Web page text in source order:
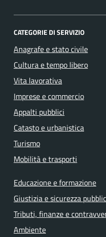
CATEGORIE DI SERVIZIO
Anagrafe e stato civile
Cultura e tempo libero
Vita lavorativa
Imprese e commercio
Appalti pubblici
Catasto e urbanistica
Turismo
Mobilità e trasporti
Educazione e formazione
Giustizia e sicurezza
Tributi, finanze e
Ambiente